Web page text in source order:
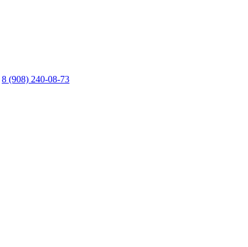
8 (908) 240-08-73